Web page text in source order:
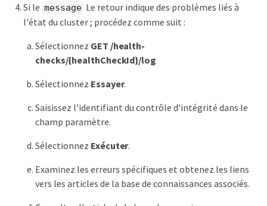
Si le message Le retour indique des problèmes liés à
l'état du cluster ; procédez comme suit :
Sélectionnez GET /health-
checks/{healthCheckId}/log
Sélectionnez Essayer.
Saisissez l'identifiant du contrôle d'intégrité dans le
champ paramètre.
Sélectionnez Exécuter.
Examinez les erreurs spécifiques et obtenez les liens
vers les articles de la base de connaissances associés.